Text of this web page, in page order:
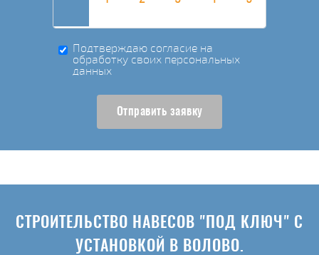
Подтверждаю согласие на
обработку своих персональных
данных
Отправить заявку
СТРОИТЕЛЬСТВО НАВЕСОВ "ПОД КЛЮЧ" С
УСТАНОВКОЙ В ВОЛОВО.